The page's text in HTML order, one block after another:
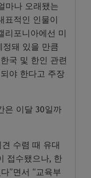
마나 오래됐는
표적인 인물이
리포니아에선 미
돼 있을 만큼
국 및 한인 관련
야 한다고 주장
은 이달 30일까
수렴 때 유대
접수됐으나, 한
”면서 “교육부